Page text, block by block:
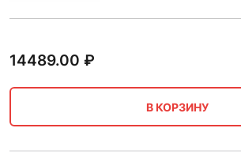
14489.00 ₽
В КОРЗИНУ